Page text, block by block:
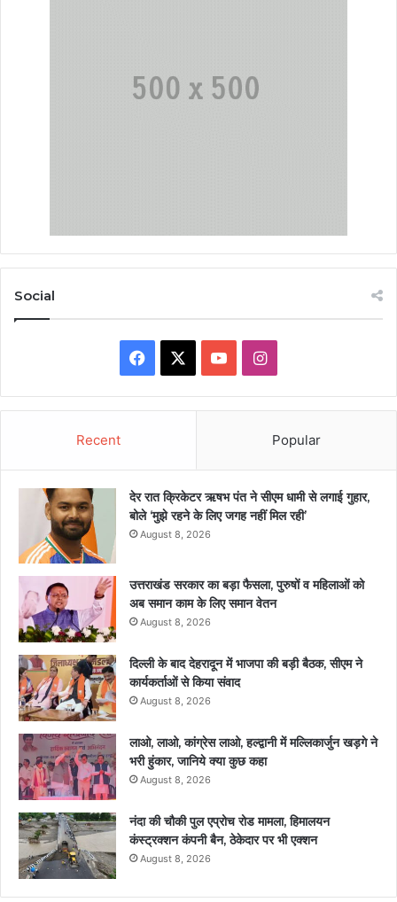
Social
Facebook YouTubeInstagram
Recent Popular
देर रात क्रिकेटर ऋषभ पंत ने सीएम धामी से लगाई गुहार,
बोले ‘मुझे रहने के लिए जगह नहीं मिल रही’
August 8, 2026
उत्तराखंड सरकार का बड़ा फैसला, पुरुषों व महिलाओं को
अब समान काम के लिए समान वेतन
August 8, 2026
दिल्ली के बाद देहरादून में भाजपा की बड़ी बैठक, सीएम ने
कार्यकर्ताओं से किया संवाद
August 8, 2026
लाओ, लाओ, कांग्रेस लाओ, हल्द्वानी में मल्लिकार्जुन खड़गे ने
भरी हुंकार, जानिये क्या कुछ कहा
August 8, 2026
नंदा की चौकी पुल एप्रोच रोड मामला, हिमालयन
कंस्ट्रक्शन कंपनी बैन, ठेकेदार पर भी एक्शन
August 8, 2026